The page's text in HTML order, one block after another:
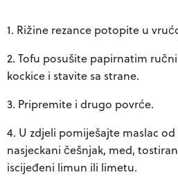
Rižine rezance potopite u
Tofu posušite papirnatim
kockice i stavite sa strane.
Pripremite i drugo povrće.
U zdjeli pomiješajte maslac
nasjeckani češnjak, med,
iscijeđeni limun ili limetu.